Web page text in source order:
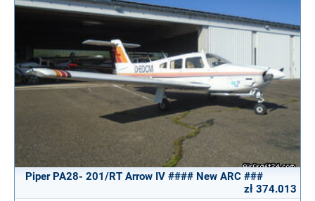
Piper PA28- 201/RT Arrow IV #### New ARC ###
zł 374.013